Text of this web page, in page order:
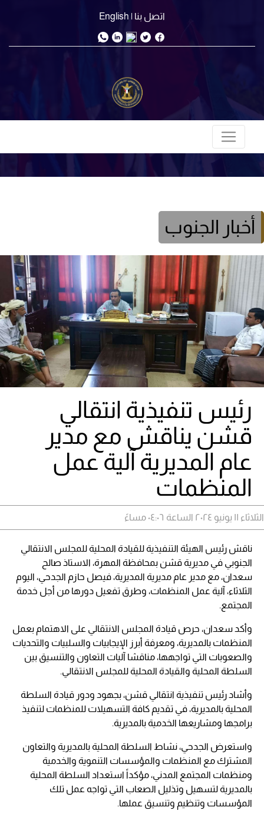
اتصل بنا | English
أخبار الجنوب
رئيس تنفيذية انتقالي
قشن يناقش مع مدير
عام المديرية آلية عمل
المنظمات
الثلاثاء ١١ يونيو ٢٠٢٤ الساعة ٠٤:٠٦ مساءً
ناقش رئيس الهيئة التنفيذية للقيادة المحلية للمجلس الانتقالي
الجنوبي في مديرية قشن بمحافظة المهرة، الاستاذ صالح
سعدان، مع مدير عام مديرية المديرية، فيصل حازم الجدحي، اليوم
الثلاثاء، آلية عمل المنظمات، وطرق تفعيل دورها من أجل خدمة
المجتمع.
وأكد سعدان، حرص قيادة المجلس الانتقالي على الاهتمام بعمل
المنظمات بالمديرية، ومعرفة أبرز الإيجابيات والسلبيات والتحديات
والصعوبات التي تواجهها، مناقشا آليات التعاون والتنسيق بين
السلطة المحلية والقيادة المحلية للمجلس الانتقالي.
وأشاد رئيس تنفيذية انتقالي قشن، بجهود ودور قيادة السلطة
المحلية بالمديرية، في تقديم كافة التسهيلات للمنظمات لتنفيذ
برامجها ومشاريعها الخدمية بالمديرية.
واستعرض الجدحي، نشاط السلطة المحلية بالمديرية والتعاون
المشترك مع المنظمات والمؤسسات التنموية والخدمية
ومنظمات المجتمع المدني، مؤكداً استعداد السلطة المحلية
بالمديرية لتسهيل وتذليل الصعاب التي تواجه عمل تلك
المؤسسات وتنظيم وتنسيق عملها.